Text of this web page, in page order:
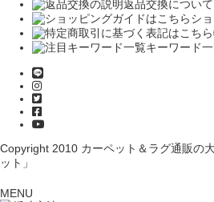
返品交換について
シ
キーワード
Copyright 2010 カーペット＆ラグ通販の
ット」
MENU